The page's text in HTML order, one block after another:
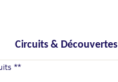
Circuits & Découvertes
**